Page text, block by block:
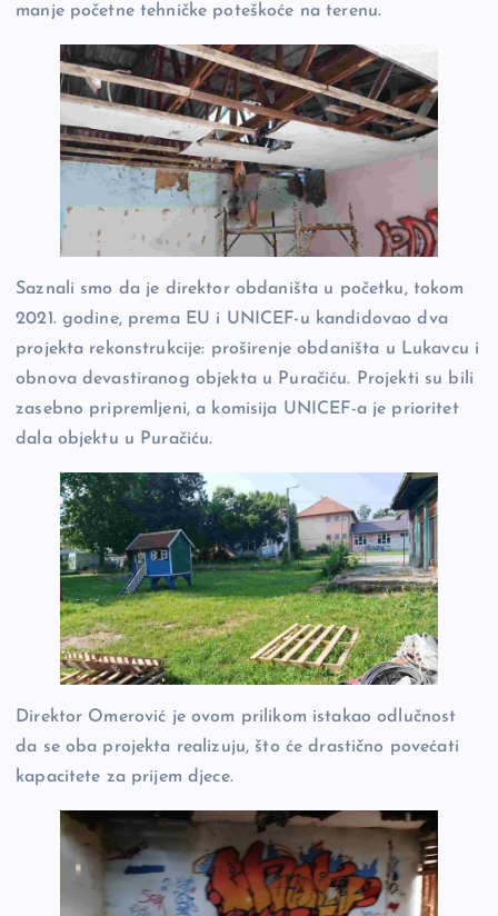
manje početne tehničke poteškoće na terenu.
Saznali smo da je direktor obdaništa u početku, tokom
2021. godine, prema EU i UNICEF-u kandidovao dva
projekta rekonstrukcije: proširenje obdaništa u Lukavcu i
obnova devastiranog objekta u Puračiću. Projekti su bili
zasebno pripremljeni, a komisija UNICEF-a je prioritet
dala objektu u Puračiću.
Direktor Omerović je ovom prilikom istakao odlučnost
da se oba projekta realizuju, što će drastično povećati
kapacitete za prijem djece.